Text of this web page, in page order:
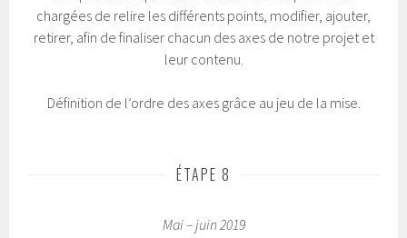
Définition de l’ordre des axes grâce au jeu de la mise.
Mise en page du projet éducatif de notre école par le
d’élève.